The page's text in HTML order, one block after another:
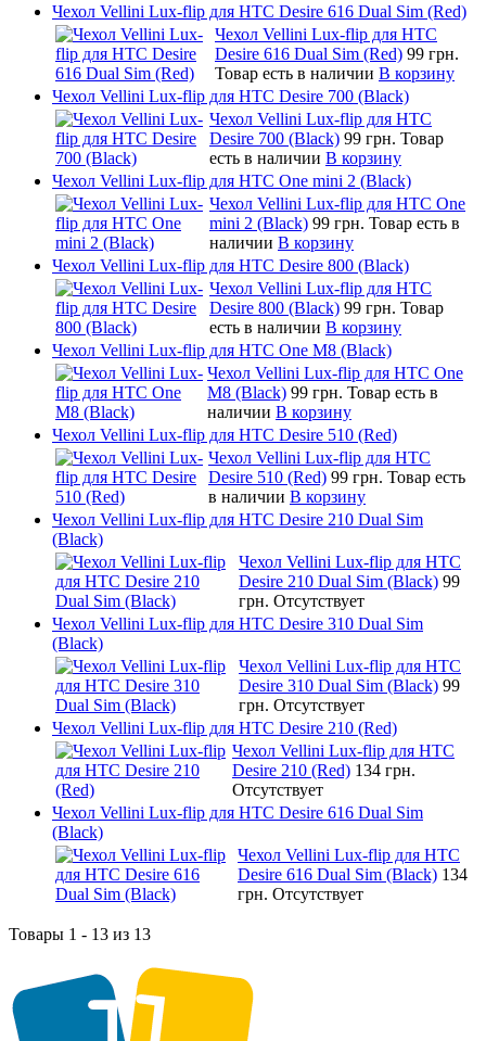
Чехол Vellini Lux-flip для HTC Desire 616 Dual Sim (Red)
Чехол Vellini Lux-flip для HTC
Desire 616 Dual Sim (Red) 99 грн.
Товар есть в наличии В корзину
Чехол Vellini Lux-flip для HTC Desire 700 (Black)
Чехол Vellini Lux-flip для HTC
Desire 700 (Black) 99 грн. Товар
есть в наличии В корзину
Чехол Vellini Lux-flip для HTC One mini 2 (Black)
Чехол Vellini Lux-flip для HTC One
mini 2 (Black) 99 грн. Товар есть в
наличии В корзину
Чехол Vellini Lux-flip для HTC Desire 800 (Black)
Чехол Vellini Lux-flip для HTC
Desire 800 (Black) 99 грн. Товар
есть в наличии В корзину
Чехол Vellini Lux-flip для HTC One M8 (Black)
Чехол Vellini Lux-flip для HTC One
M8 (Black) 99 грн. Товар есть в
наличии В корзину
Чехол Vellini Lux-flip для HTC Desire 510 (Red)
Чехол Vellini Lux-flip для HTC
Desire 510 (Red) 99 грн. Товар есть
в наличии В корзину
Чехол Vellini Lux-flip для HTC Desire 210 Dual Sim
(Black)
Чехол Vellini Lux-flip для HTC
Desire 210 Dual Sim (Black) 99
грн. Отсутствует
Чехол Vellini Lux-flip для HTC Desire 310 Dual Sim
(Black)
Чехол Vellini Lux-flip для HTC
Desire 310 Dual Sim (Black) 99
грн. Отсутствует
Чехол Vellini Lux-flip для HTC Desire 210 (Red)
Чехол Vellini Lux-flip для HTC
Desire 210 (Red) 134 грн.
Отсутствует
Чехол Vellini Lux-flip для HTC Desire 616 Dual Sim
(Black)
Чехол Vellini Lux-flip для HTC
Desire 616 Dual Sim (Black) 134
грн. Отсутствует
Товары 1 - 13 из 13